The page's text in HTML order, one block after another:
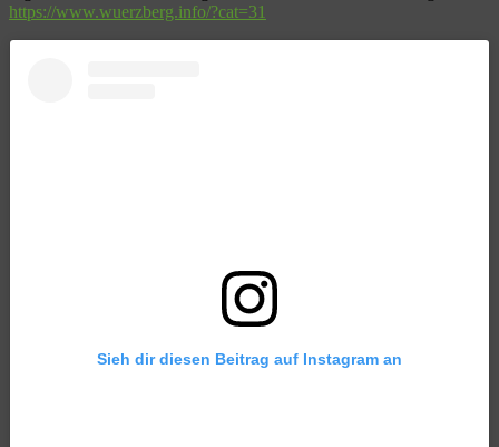
https://www.wuerzberg.info/?cat=31
Sieh dir diesen Beitrag auf Instagram an